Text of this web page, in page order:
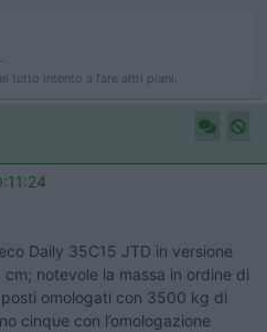
tutto intento a fare altri piani.
Daily 35C15 JTD in versione
notevole la massa in ordine di
omologati con 3500 kg di
cinque con l’omologazione